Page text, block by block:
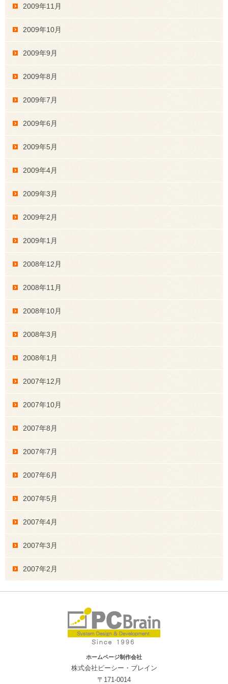
2009年11月
2009年10月
2009年9月
2009年8月
2009年7月
2009年6月
2009年5月
2009年4月
2009年3月
2009年2月
2009年1月
2008年12月
2008年11月
2008年10月
2008年3月
2008年1月
2007年12月
2007年10月
2007年8月
2007年7月
2007年6月
2007年5月
2007年4月
2007年3月
2007年2月
ホームページ制作会社
株式会社ピーシー・ブレイン
〒171-0014